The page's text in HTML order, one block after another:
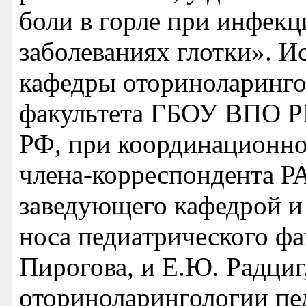
боли в горле при
заболеваниях глотки».
кафедры
факультета ГБОУ
РФ, при
члена-корреспондента
заведующего кафедрой
носа педиатрического
Пирогова, и Е.Ю.
оториноларингологии